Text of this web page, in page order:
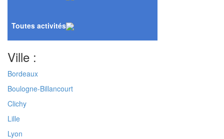
Toutes activités
Ville :
Bordeaux
Boulogne-Billancourt
Clichy
Lille
Lyon